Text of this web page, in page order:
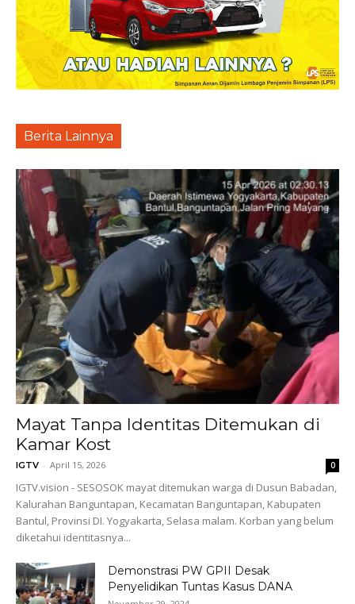
Berita Lainnya
Mayat Tanpa Identitas Ditemukan di
Kamar Kost
IGTV - April 15, 2026 0
IGTV.vision - SESOSOK mayat ditemukan warga di Dusun Babadan,
Kalurahan Banguntapan, Kecamatan Banguntapan, Kabupaten
Bantul, Provinsi DI. Yogyakarta, Selasa malam. Korban yang belum
diketahui identitasnya...
Demonstrasi PW GPII Desak
Penyelidikan Tuntas Kasus DANA